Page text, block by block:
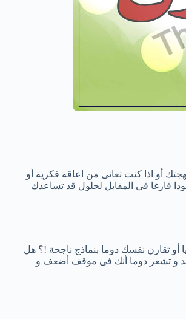
أو اذا كنت تعانى من اعاقة فكرية أو
فارغا فى المقابل لحلول قد تساعدك
تقارن نفسك دوما بنماذج ناجحة !؟ هل
و تشعر دوما أنك فى موقف أضعف و